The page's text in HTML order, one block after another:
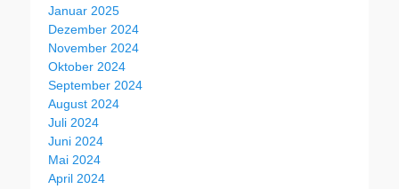
Januar 2025
Dezember 2024
November 2024
Oktober 2024
September 2024
August 2024
Juli 2024
Juni 2024
Mai 2024
April 2024